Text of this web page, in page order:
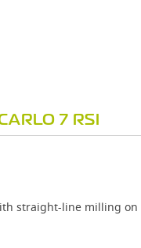
7 RSI
straight-line milling on